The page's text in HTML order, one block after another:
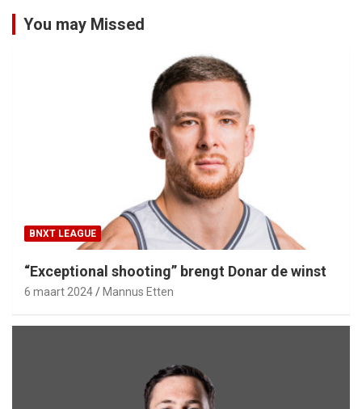
You may Missed
BNXT LEAGUE
“Exceptional shooting” brengt Donar de winst
6 maart 2024 Mannus Etten